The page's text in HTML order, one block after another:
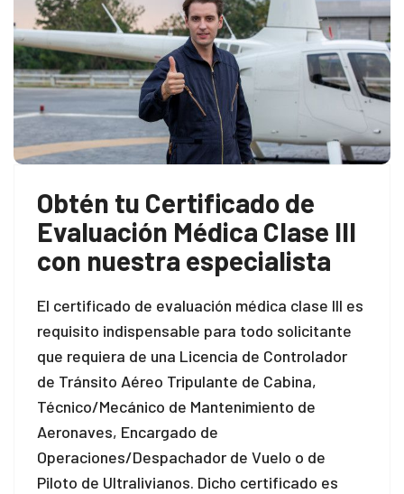
Obtén tu Certificado de
Evaluación Médica Clase III
con nuestra especialista
El certificado de evaluación médica clase III es
requisito indispensable para todo solicitante
que requiera de una Licencia de Controlador
de Tránsito Aéreo Tripulante de Cabina,
Técnico/Mecánico de Mantenimiento de
Aeronaves, Encargado de
Operaciones/Despachador de Vuelo o de
Piloto de Ultralivianos. Dicho certificado es